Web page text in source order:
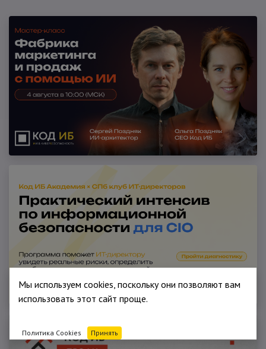
Мы используем cookies, поскольку они позволяют вам
использовать этот сайт проще.
Политика Cookies Принять